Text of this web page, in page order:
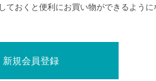
ておくと便利にお買い物ができるよう